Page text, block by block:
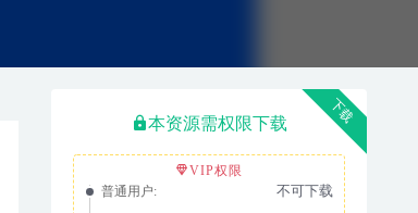
下载
本资源需权限下载
VIP权限
普通用户:
不可下载